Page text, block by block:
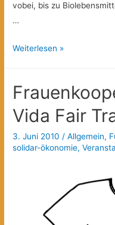
vobei, bis zu
…
Ein
Kreuzberg
Weiterlesen »
Vida Fair
3. Juni 2010 /Allgemein,
solidar-ökonomie,